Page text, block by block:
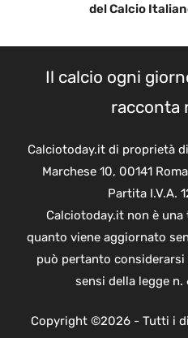
del Calcio
Il calcio ogni
racconta
Calciotoday.it di proprietà
Marchese 10, 00141
Partita I.V.A.
Calciotoday.it non è
quanto viene aggiornato
può pertanto
sensi della legge
Copyright ©2026 - Tutti i